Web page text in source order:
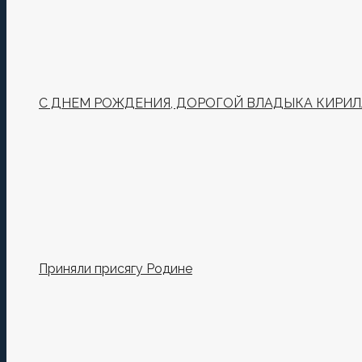
С ДНЕМ РОЖДЕНИЯ, ДОРОГОЙ ВЛАДЫКА
Приняли присягу Родине